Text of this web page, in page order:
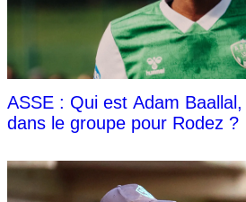
ASSE : Qui est Adam
dans le groupe pour Rodez ?